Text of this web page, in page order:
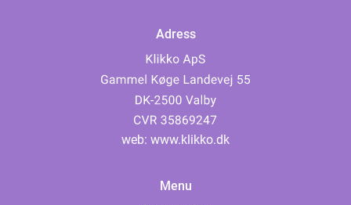
Adress
web: www.klikko.dk
Menu